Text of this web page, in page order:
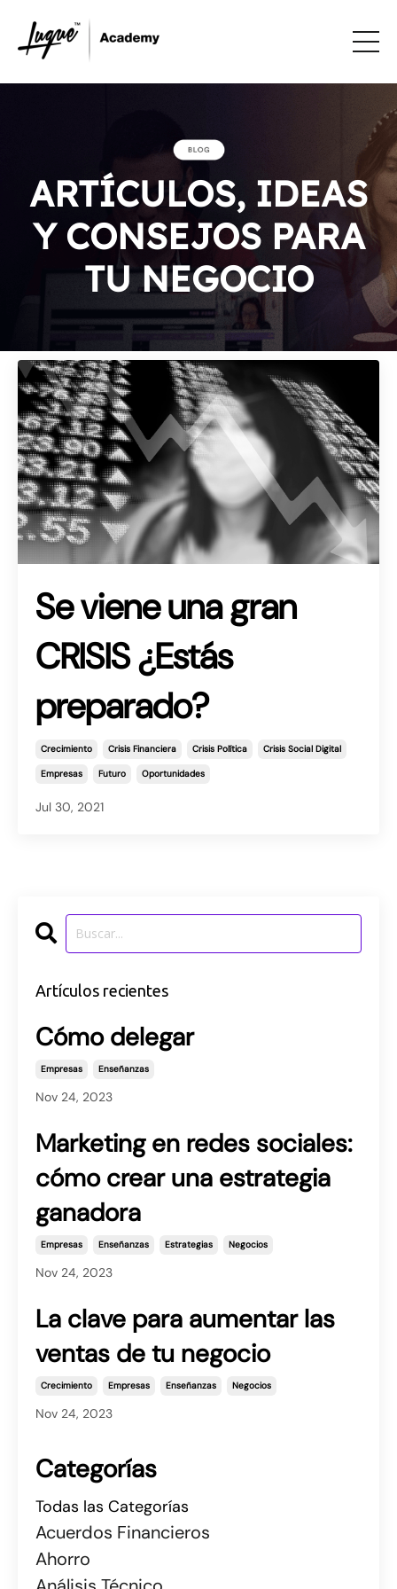
ARTÍCULOS, IDEAS
Y CONSEJOS PARA
TU NEGOCIO
Se viene una gran
CRISIS ¿Estás
preparado?
Crecimiento Crisis Financiera Crisis Política Crisis Social Digital
Empresas Futuro Oportunidades
Jul 30, 2021
Artículos recientes
Cómo delegar
Empresas Enseñanzas
Nov 24, 2023
Marketing en redes sociales:
cómo crear una estrategia
ganadora
Empresas Enseñanzas Estrategias Negocios
Nov 24, 2023
La clave para aumentar las
ventas de tu negocio
Crecimiento Empresas Enseñanzas Negocios
Nov 24, 2023
Categorías
Todas las Categorías
Acuerdos Financieros
Ahorro